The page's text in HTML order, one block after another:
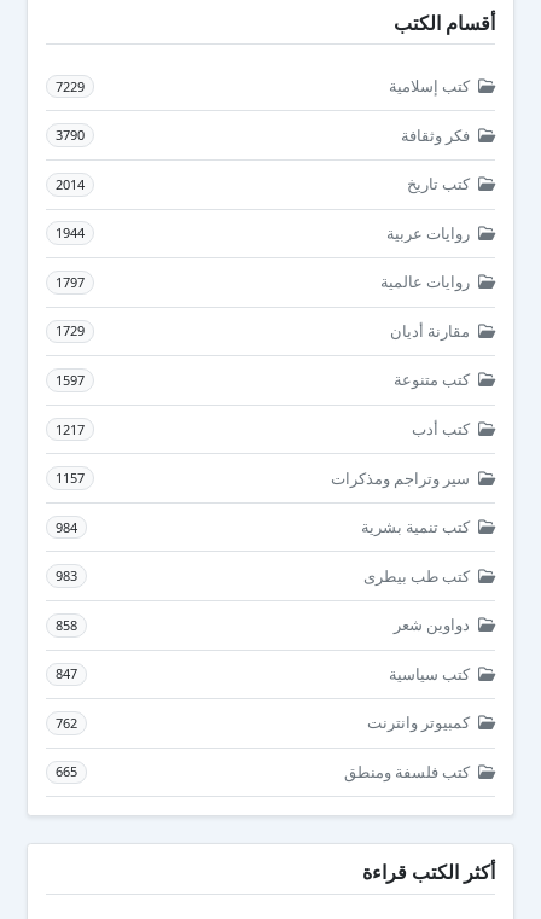
أقسام الكتب
كتب إسلامية 7229
فكر وثقافة 3790
كتب تاريخ 2014
روايات عربية 1944
روايات عالمية 1797
مقارنة أديان 1729
كتب متنوعة 1597
كتب أدب 1217
سير وتراجم ومذكرات 1157
كتب تنمية بشرية 984
كتب طب بيطرى 983
دواوين شعر 858
كتب سياسية 847
كمبيوتر وانترنت 762
كتب فلسفة ومنطق 665
أكثر الكتب قراءة